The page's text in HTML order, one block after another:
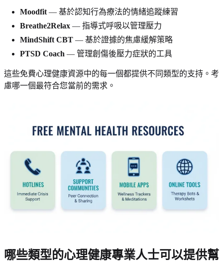
Moodfit — 基於認知行為療法的情緒追蹤練習
Breathe2Relax — 指導式呼吸以管理壓力
MindShift CBT — 基於證據的焦慮緩解策略
PTSD Coach — 管理創傷後壓力症狀的工具
這些免費心理健康資源中的每一個都提供不同類型的支持。考
慮哪一個最符合您當前的需求。
哪些類型的心理健康專業人士可以提供幫